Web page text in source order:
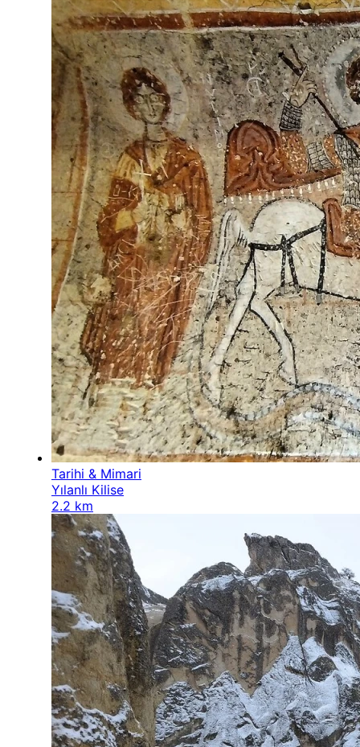
Tarihi & Mimari
Yılanlı Kilise
2.2 km